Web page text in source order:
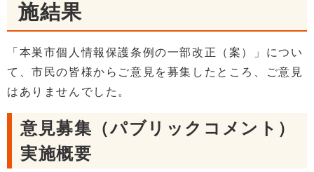
施結果
「本巣市個人情報保護条例の一部改正（案）」につい
て、市民の皆様からご意見を募集したところ、ご意見
はありませんでした。
意見募集（パブリックコメント）
実施概要